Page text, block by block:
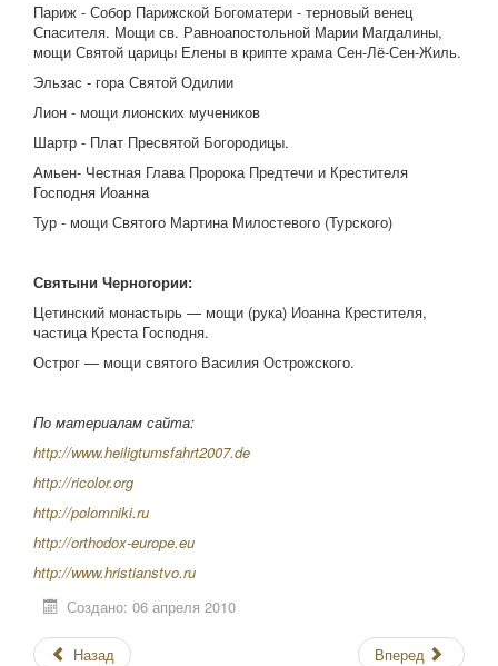
Париж - Собор Парижской Богоматери - терновый венец
Спасителя. Мощи св. Равноапостольной Марии Магдалины,
мощи Святой царицы Елены в крипте храма Сен-Лё-Сен-Жиль.
Эльзас - гора Святой Одилии
Лион - мощи лионских мучеников
Шартр - Плат Пресвятой Богородицы.
Амьен- Честная Глава Пророка Предтечи и Крестителя
Господня Иоанна
Тур - мощи Святого Мартина Милостевого (Турского)
Святыни Черногории:
Цетинский монастырь — мощи (рука) Иоанна Крестителя,
частица Креста Господня.
Острог — мощи святого Василия Острожского.
По материалам сайта:
http://www.heiligtumsfahrt2007.de
http://ricolor.org
http://polomniki.ru
http://orthodox-europe.eu
http://www.hristianstvo.ru
Создано: 06 апреля 2010
Назад Вперед